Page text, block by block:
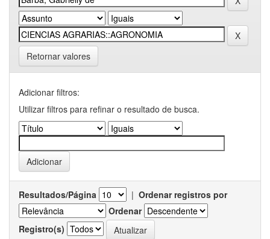
Retornar valores
Adicionar filtros:
Utilizar filtros para refinar o resultado de busca.
Resultados/Página | Ordenar registros por
Ordenar
Registro(s)